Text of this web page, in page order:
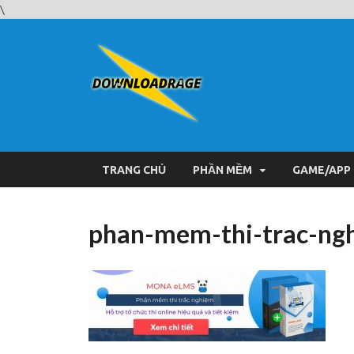
\
TRANG CHỦ PHẦN MỀM GAME/APP
phan-mem-thi-trac-